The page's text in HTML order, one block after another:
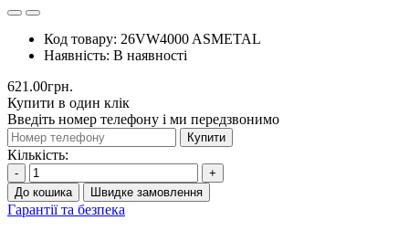
Код товару: 26VW4000 ASMETAL
Наявність: В наявності
621.00грн.
Купити в один клік
Введіть номер телефону і ми передзвонимо
Купити
Кількість:
-
+
До кошика
Швидке замовлення
Гарантії та безпека